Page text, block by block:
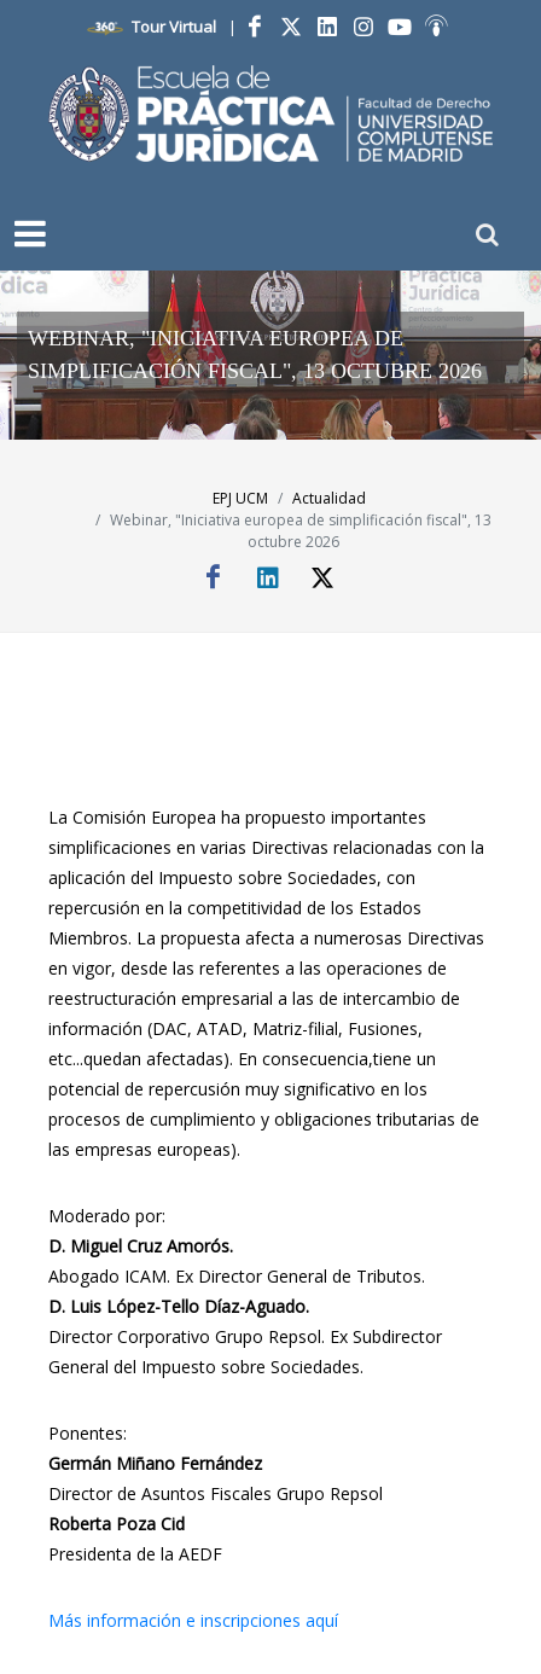
Tour Virtual |
Facebook
WEBINAR, "INICIATIVA EUROPEA DE
SIMPLIFICACIÓN FISCAL", 13 OCTUBRE 2026
EPJ UCM
Actualidad
Webinar, "Iniciativa europea de simplificación fiscal", 13
octubre 2026
La Comisión Europea ha propuesto importantes
simplificaciones en varias Directivas relacionadas con la
aplicación del Impuesto sobre Sociedades, con
repercusión en la competitividad de los Estados
Miembros. La propuesta afecta a numerosas Directivas
en vigor, desde las referentes a las operaciones de
reestructuración empresarial a las de intercambio de
información (DAC, ATAD, Matriz-filial, Fusiones,
etc...quedan afectadas). En consecuencia,tiene un
potencial de repercusión muy significativo en los
procesos de cumplimiento y obligaciones tributarias de
las empresas europeas).
Moderado por:
D. Miguel Cruz Amorós.
Abogado ICAM. Ex Director General de Tributos.
D. Luis López-Tello Díaz-Aguado.
Director Corporativo Grupo Repsol. Ex Subdirector
General del Impuesto sobre Sociedades.
Ponentes:
Germán Miñano Fernández
Director de Asuntos Fiscales Grupo Repsol
Roberta Poza Cid
Presidenta de la AEDF
Más información e inscripciones aquí